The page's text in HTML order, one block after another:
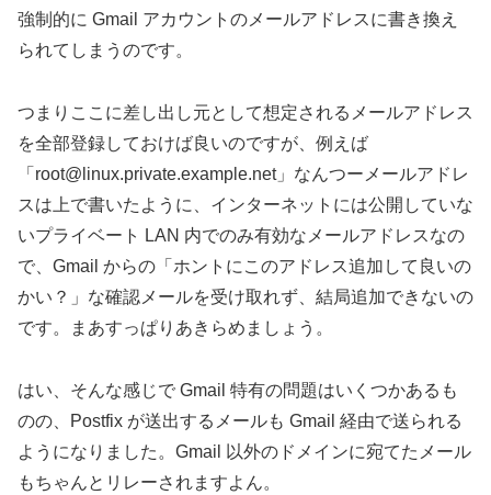
強制的に Gmail アカウントのメールアドレスに書き換え
られてしまうのです。
つまりここに差し出し元として想定されるメールアドレス
を全部登録しておけば良いのですが、例えば
「 root@linux.private.example.net」なんつーメールアドレ
スは上で書いたように、インターネットには公開していな
いプライベート LAN 内でのみ有効なメールアドレスなの
で、Gmail からの「ホントにこのアドレス追加して良いの
かい？」な確認メールを受け取れず、結局追加できないの
です。まあすっぱりあきらめましょう。
はい、そんな感じで Gmail 特有の問題はいくつかあるも
のの、Postfix が送出するメールも Gmail 経由で送られる
ようになりました。Gmail 以外のドメインに宛てたメール
もちゃんとリレーされますよん。